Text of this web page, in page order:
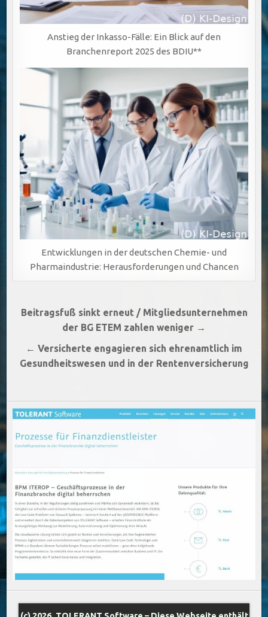
Anstieg der Inkasso-Fälle: Ein Blick auf den
Branchenreport 2025 des BDIU**
Entwicklungen in der deutschen Chemie- und
Pharmaindustrie: Herausforderungen und Chancen
Beitragsnavigation
Beitragsfuß sinkt erneut / Mitgliedsunternehmen
der BG ETEM zahlen weniger →
← Versicherte engagieren sich ehrenamtlich im
Gesundheitswesen und in der Rentenversicherung